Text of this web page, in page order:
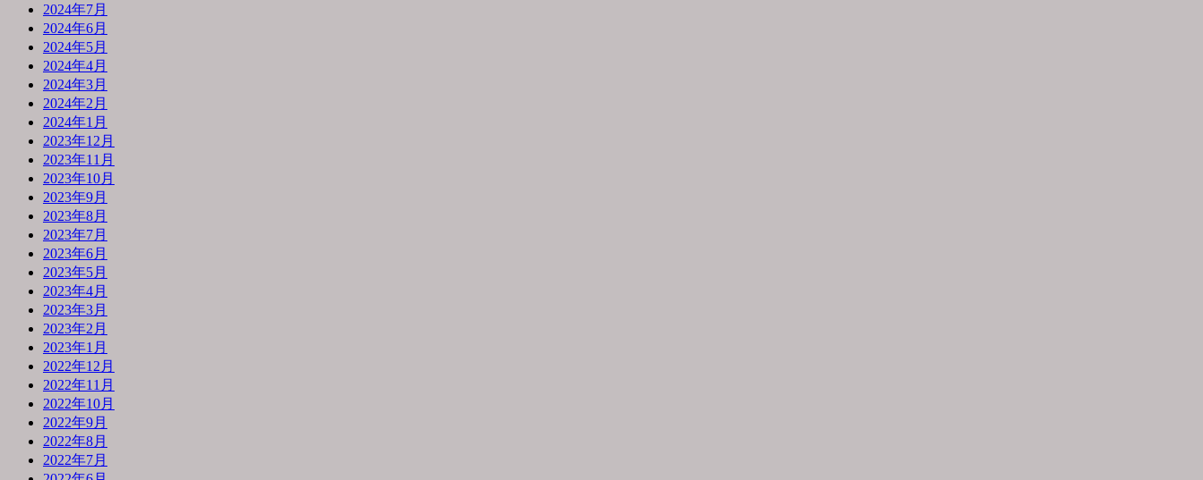
2024年7月
2024年6月
2024年5月
2024年4月
2024年3月
2024年2月
2024年1月
2023年12月
2023年11月
2023年10月
2023年9月
2023年8月
2023年7月
2023年6月
2023年5月
2023年4月
2023年3月
2023年2月
2023年1月
2022年12月
2022年11月
2022年10月
2022年9月
2022年8月
2022年7月